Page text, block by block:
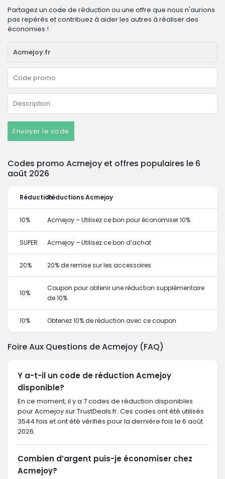
Partagez un code de réduction ou une offre que nous n'aurions
pas repérés et contribuez à aider les autres à réaliser des
économies !
Envoyer le code
Codes promo Acmejoy et offres populaires le 6
août 2026
RéductionRéductions Acmejoy
10% Acmejoy – Utilisez ce bon pour économiser 10%
SUPER Acmejoy – Utilisez ce bon d’achat
20% 20% de remise sur les accessoires
10%
Coupon pour obtenir une réduction supplémentaire
de 10%
10% Obtenez 10% de réduction avec ce coupon
Foire Aux Questions de Acmejoy (FAQ)
Y a-t-il un code de réduction Acmejoy
disponible?
En ce moment, il y a 7 codes de réduction disponibles
pour Acmejoy sur TrustDeals.fr. Ces codes ont été utilisés
3544 fois et ont été vérifiés pour la dernière fois le 6 août
2026.
Combien d’argent puis-je économiser chez
Acmejoy?